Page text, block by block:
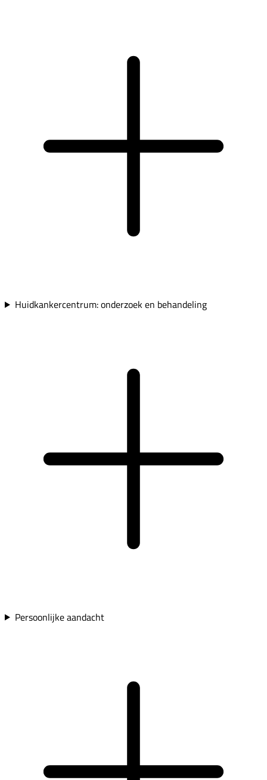
Huidkankercentrum: onderzoek en behandeling
Persoonlijke aandacht